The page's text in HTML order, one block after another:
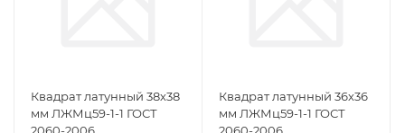
Квадрат латунный 38х38
мм ЛЖМц59-1-1 ГОСТ
Квадрат латунный 36х36
мм ЛЖМц59-1-1 ГОСТ